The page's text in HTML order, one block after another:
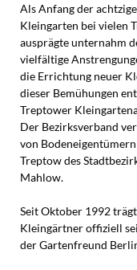
Als Anfang der
Kleingarten bei vielen
ausprägte unternahm
vielfältige
die Errichtung neuer
dieser Bemühungen
Treptower
Der Bezirksverband
von
Treptow des
Mahlow.
Seit Oktober 1992
Kleingärtner offiziell
der Gartenfreund